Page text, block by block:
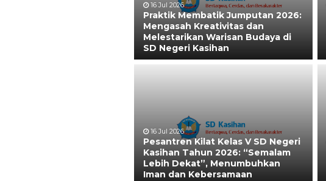
16 Jul 2026
Praktik Membatik Jumputan 2026:
Mengasah Kreativitas dan
Melestarikan Warisan Budaya di
SD Negeri Kasihan
16 Jul 2026
Pesantren Kilat Kelas V SD Negeri
Kasihan Tahun 2026: “Semalam
Lebih Dekat”, Menumbuhkan
Iman dan Kebersamaan